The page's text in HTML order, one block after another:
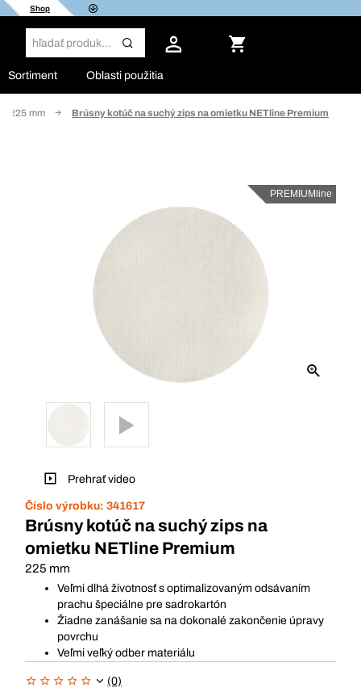
Shop
Sortiment Oblasti použitia
225 mm Brúsny kotúč na suchý zips na omietku NETline Premium
PREMIUMline
Prehrať video
Číslo výrobku: 341617
Brúsny kotúč na suchý zips na
omietku NETline Premium
225 mm
Veľmi dlhá životnosť s optimalizovaným odsávaním
prachu špeciálne pre sadrokartón
Žiadne zanášanie sa na dokonalé zakončenie úpravy
povrchu
Veľmi veľký odber materiálu
(0)